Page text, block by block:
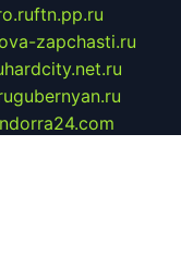
ftn.pp.ru
zapchasti.ru
hardcity.net.ru
gubernyan.ru